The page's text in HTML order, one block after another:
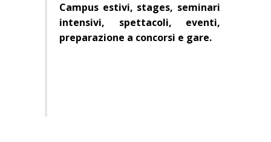
Campus estivi, stages, seminari
intensivi, spettacoli, eventi,
preparazione a concorsi e gare.